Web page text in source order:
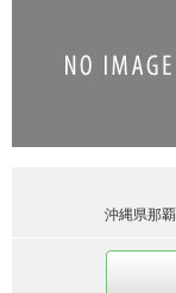
沖縄県那